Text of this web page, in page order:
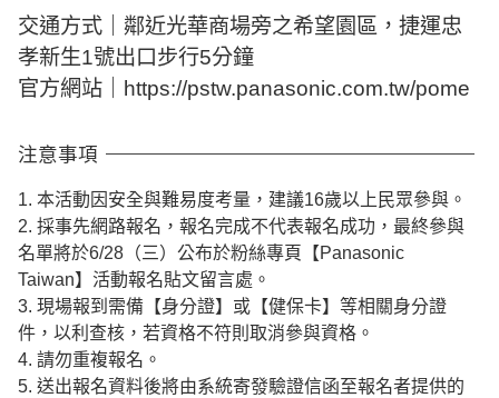
交通方式｜鄰近光華商場旁之希望園區，捷運忠
孝新生1號出口步行5分鐘
官方網站｜https://pstw.panasonic.com.tw/pome
注意事項
1. 本活動因安全與難易度考量，建議16歲以上民眾參與。
2. 採事先網路報名，報名完成不代表報名成功，最終參與
名單將於6/28（三）公布於粉絲專頁【Panasonic
Taiwan】活動報名貼文留言處。
3. 現場報到需備【身分證】或【健保卡】等相關身分證
件，以利查核，若資格不符則取消參與資格。
4. 請勿重複報名。
5. 送出報名資料後將由系統寄發驗證信函至報名者提供的